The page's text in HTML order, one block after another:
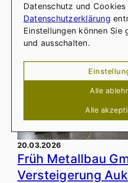
20.03.2026
Früh Metallbau
Versteigerung
Datenschutz und
Datenschutzerklärung
Einstellungen können Sie
und ausschalten.
Alle
Alle